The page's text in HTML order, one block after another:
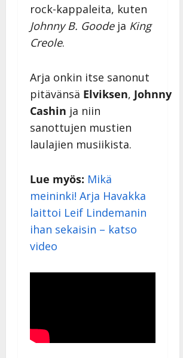
rock-kappaleita, kuten
Johnny B. Goode ja King
Creole.
Arja onkin itse sanonut
pitävänsä Elviksen, Johnny
Cashin ja niin
sanottujen mustien
laulajien musiikista.
Lue myös: Mikä
meininki! Arja Havakka
laittoi Leif Lindemanin
ihan sekaisin – katso
video